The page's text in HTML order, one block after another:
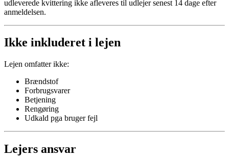
udleverede kvittering ikke afleveres til udlejer senest 14 dage efter
anmeldelsen.
Ikke inkluderet i lejen
Lejen omfatter ikke:
Brændstof
Forbrugsvarer
Betjening
Rengøring
Udkald pga bruger fejl
Lejers ansvar